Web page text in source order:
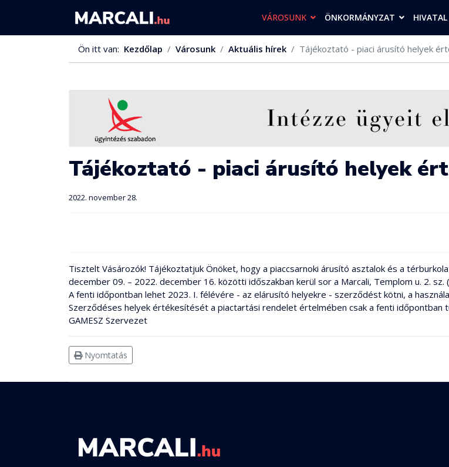
VÁROSUNK ÖNKORMÁNYZAT HIVATAL
Ön itt van: Kezdőlap Városunk Aktuális hírek Tájékoztató - piaci árusító helyek
Tájékoztató - piaci árusító helyek
2022. november 28.
Tisztelt Vásározók! Tájékoztatjuk Önöket, hogy a piaccsarnoki árusító asztalok és a
december 09. – 2022. december 16. közötti időszakban kerül sor a Marcali, Templom u. 2.
A fenti időpontban lehet 2023. I. félévére - az elárusító helyekre - szerződést kötni, a
Szerződéses helyek értékesítését a piactartási rendelet értelmében csak a fenti időpontban
GAMESZ Szervezet
Nyomtatás